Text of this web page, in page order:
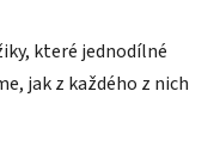
které jednodílné
jak z každého z nich